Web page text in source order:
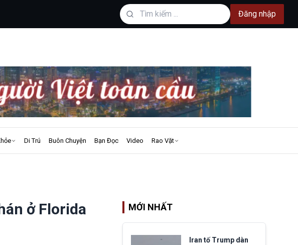
Đăng nhập
Di Trú Buôn Chuyện Bạn Đọc Video Rao Vặt
ở Florida MỚI NHẤT
Iran tố Trump dàn